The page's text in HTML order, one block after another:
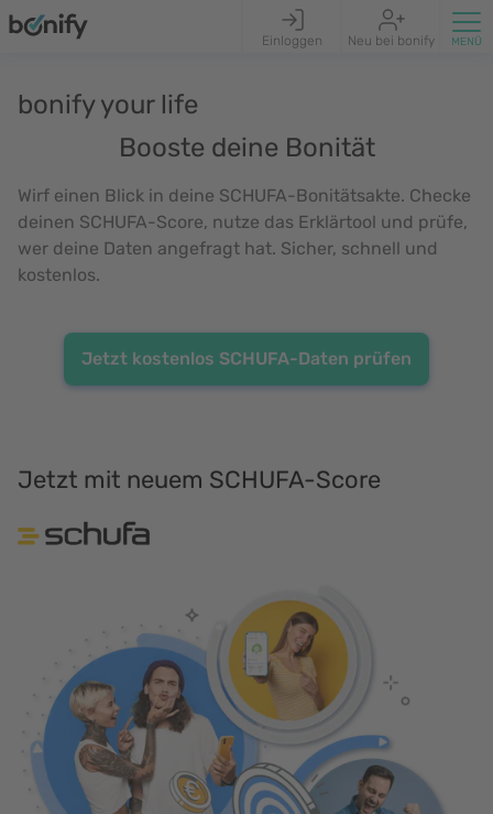
Einloggen Neu bei bonify
bonify your life
Booste deine Bonität
Wirf einen Blick in deine SCHUFA-Bonitätsakte. Checke
deinen SCHUFA-Score, nutze das Erklärtool und prüfe,
wer deine Daten angefragt hat. Sicher, schnell und
kostenlos.
Jetzt kostenlos SCHUFA-Daten prüfen
Jetzt mit neuem SCHUFA-Score